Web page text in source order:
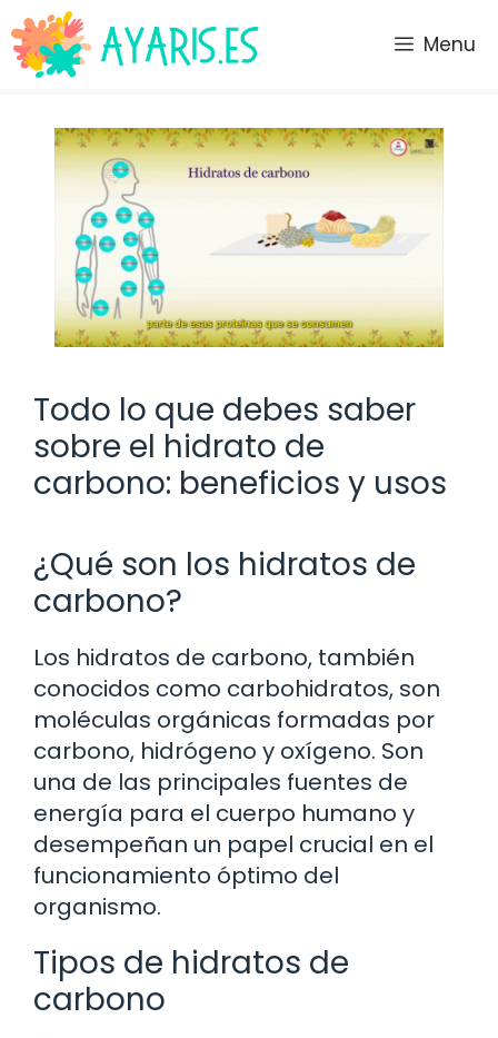
Saltar
al
contenido
Menu
Todo lo que debes saber
sobre el hidrato de
carbono: beneficios y usos
¿Qué son los hidratos de
carbono?
Los hidratos de carbono, también
conocidos como carbohidratos, son
moléculas orgánicas formadas por
carbono, hidrógeno y oxígeno. Son
una de las principales fuentes de
energía para el cuerpo humano y
desempeñan un papel crucial en el
funcionamiento óptimo del
organismo.
Tipos de hidratos de
carbono